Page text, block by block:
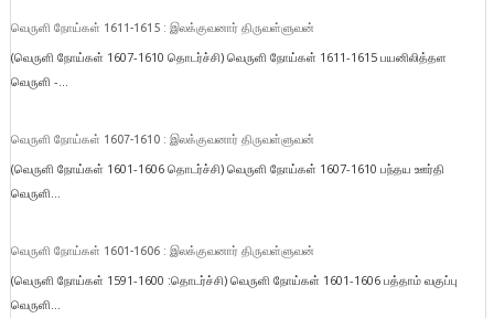
வெருளி நோய்கள் 1611-1615 : இலக்குவனார் திருவள்ளுவன்
(வெருளி நோய்கள் 1607-1610 தொடர்ச்சி) வெருளி நோய்கள் 1611-1615 பயனிலித்தள
வெருளி -...
வெருளி நோய்கள் 1607-1610 : இலக்குவனார் திருவள்ளுவன்
(வெருளி நோய்கள் 1601-1606 தொடர்ச்சி) வெருளி நோய்கள் 1607-1610 பந்தய ஊர்தி
வெருளி...
வெருளி நோய்கள் 1601-1606 : இலக்குவனார் திருவள்ளுவன்
(வெருளி நோய்கள் 1591-1600 :தொடர்ச்சி) வெருளி நோய்கள் 1601-1606 பத்தாம் வகுப்பு
வெருளி...